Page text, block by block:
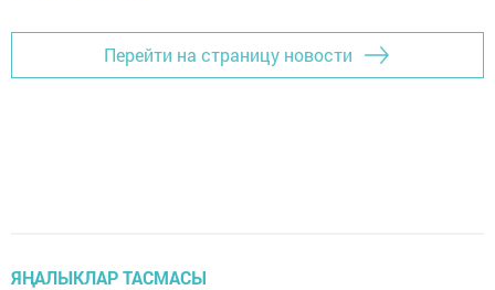
Перейти на страницу новости
ЯҢАЛЫКЛАР ТАСМАСЫ